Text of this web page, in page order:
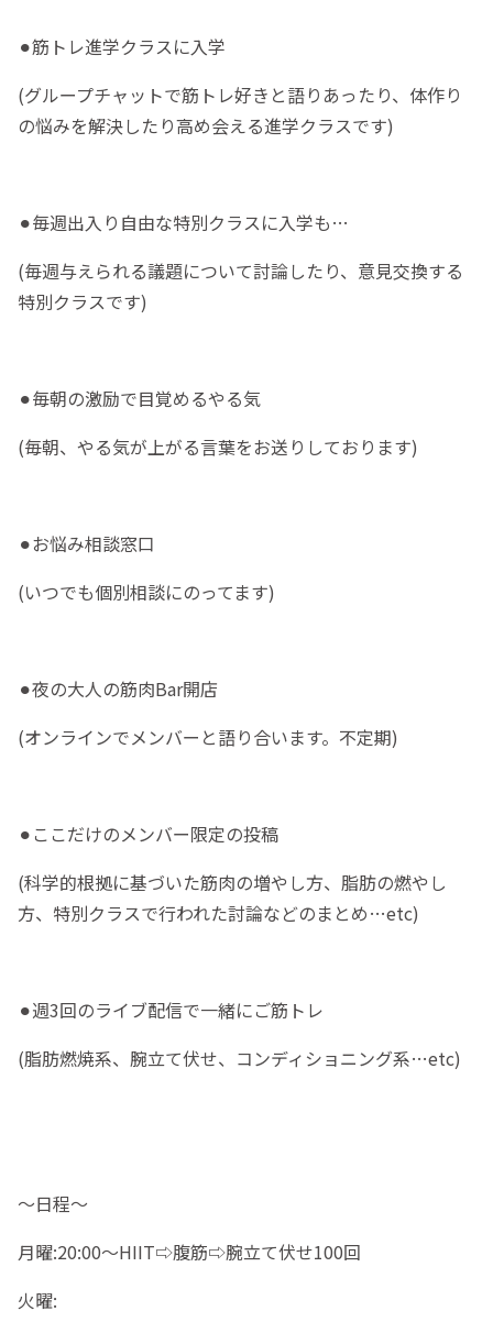
⚫︎筋トレ進学クラスに入学
(グループチャットで筋トレ好きと語りあったり、体作り
の悩みを解決したり高め会える進学クラスです)
⚫︎毎週出入り自由な特別クラスに入学も…
(毎週与えられる議題について討論したり、意見交換する
特別クラスです)
⚫︎毎朝の激励で目覚めるやる気
(毎朝、やる気が上がる言葉をお送りしております)
⚫︎お悩み相談窓口
(いつでも個別相談にのってます)
⚫︎夜の大人の筋肉Bar開店
(オンラインでメンバーと語り合います。不定期)
⚫︎ここだけのメンバー限定の投稿
(科学的根拠に基づいた筋肉の増やし方、脂肪の燃やし
方、特別クラスで行われた討論などのまとめ…etc)
⚫︎週3回のライブ配信で一緒にご筋トレ
(脂肪燃焼系、腕立て伏せ、コンディショニング系…etc)
〜日程〜
月曜:20:00〜HIIT⇨腹筋⇨腕立て伏せ100回
火曜: